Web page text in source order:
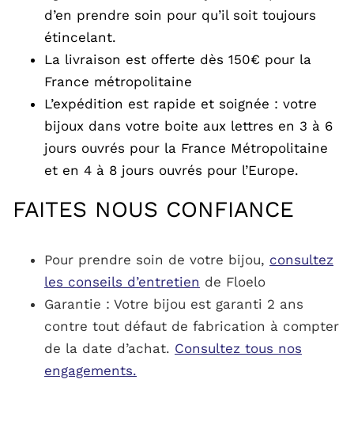
d’en prendre soin pour qu’il soit toujours
étincelant.
La livraison est offerte dès 150€ pour la
France métropolitaine
L’expédition est rapide et soignée : votre
bijoux dans votre boite aux lettres en 3 à 6
jours ouvrés pour la France Métropolitaine
et en 4 à 8 jours ouvrés pour l’Europe.
FAITES NOUS CONFIANCE
Pour prendre soin de votre bijou, consultez
les conseils d’entretien de Floelo
Garantie : Votre bijou est garanti 2 ans
contre tout défaut de fabrication à compter
de la date d’achat. Consultez tous nos
engagements.